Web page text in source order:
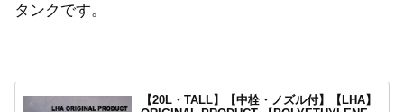
タンクです。
【20L・TALL】【中栓・ノズル付】【LHA】